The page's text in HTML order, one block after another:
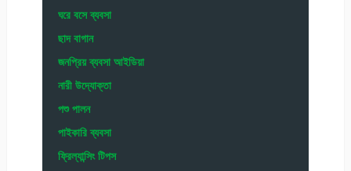
ঘরে বসে ব্যবসা
ছাদ বাগান
জনপ্রিয় ব্যবসা আইডিয়া
নারী উদ্যোক্তা
পশু পালন
পাইকারি ব্যবসা
ফ্রিল্যান্সিং টিপস